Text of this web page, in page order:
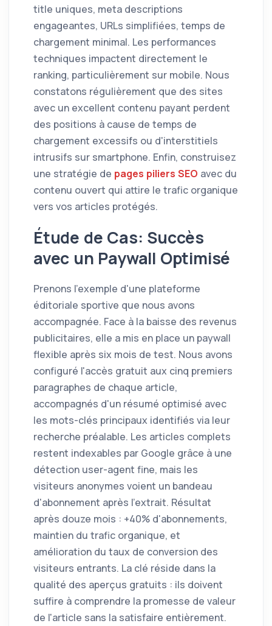
title uniques, meta descriptions
engageantes, URLs simplifiées, temps de
chargement minimal. Les performances
techniques impactent directement le
ranking, particulièrement sur mobile. Nous
constatons régulièrement que des sites
avec un excellent contenu payant perdent
des positions à cause de temps de
chargement excessifs ou d'interstitiels
intrusifs sur smartphone. Enfin, construisez
une stratégie de pages piliers SEO avec du
contenu ouvert qui attire le trafic organique
vers vos articles protégés.
Étude de Cas: Succès
avec un Paywall Optimisé
Prenons l'exemple d'une plateforme
éditoriale sportive que nous avons
accompagnée. Face à la baisse des revenus
publicitaires, elle a mis en place un paywall
flexible après six mois de test. Nous avons
configuré l'accès gratuit aux cinq premiers
paragraphes de chaque article,
accompagnés d'un résumé optimisé avec
les mots-clés principaux identifiés via leur
recherche préalable. Les articles complets
restent indexables par Google grâce à une
détection user-agent fine, mais les
visiteurs anonymes voient un bandeau
d'abonnement après l'extrait. Résultat
après douze mois : +40% d'abonnements,
maintien du trafic organique, et
amélioration du taux de conversion des
visiteurs entrants. La clé réside dans la
qualité des aperçus gratuits : ils doivent
suffire à comprendre la promesse de valeur
de l'article sans la satisfaire entièrement.